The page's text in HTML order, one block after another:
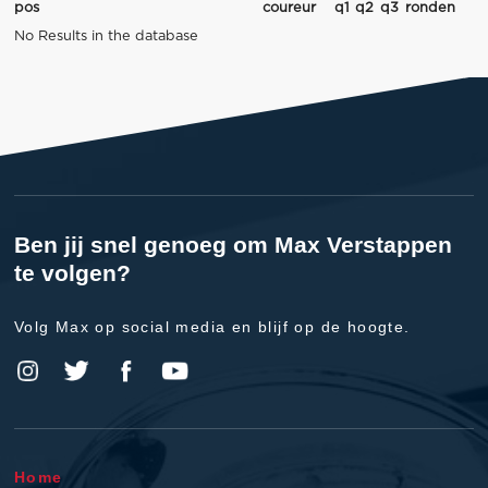
pos coureur q1 q2 q3 ronden
No Results in the database
Ben jij snel genoeg om Max Verstappen
te volgen?
Volg Max op social media en blijf op de hoogte.
Home